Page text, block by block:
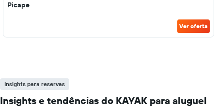
Picape
Ver oferta
Insights para reservas
Insights e tendências do KAYAK para aluguel